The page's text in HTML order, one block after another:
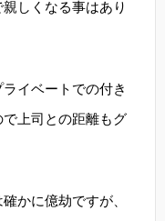
しくなる事はあり
イベートでの付き
上司との距離もグ
かに億劫ですが、